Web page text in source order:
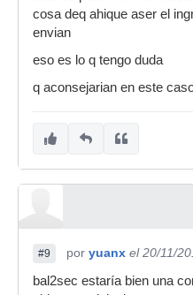
cosa deq ahique aser el
envian
eso es lo q tengo duda
q aconsejarian en este
#9 por yuanx el 20/11/
bal2sec estaría bien una